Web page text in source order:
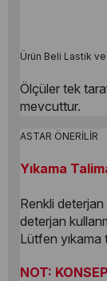
Ürün Beli Lastik ve
Ölçüler tek
mevcuttur.
ASTAR ÖNERİLİR
Yıkama
Renkli deterjan
deterjan
Lütfen yıkama
NOT: